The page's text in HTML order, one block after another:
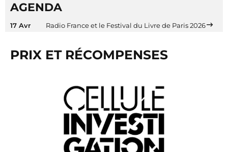
AGENDA
17 Avr Radio France et le Festival du Livre de Paris 2026
PRIX ET RÉCOMPENSES